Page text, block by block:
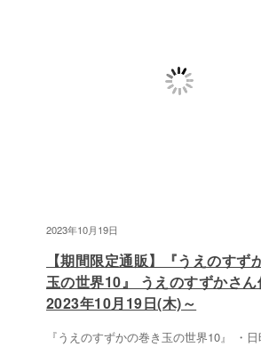
2023年10月19日
【期間限定通販】『うえのすず
玉の世界10』 うえのすずかさ
2023年10月19日(木)～
『うえのすずかの巻き玉の世界10』 ・